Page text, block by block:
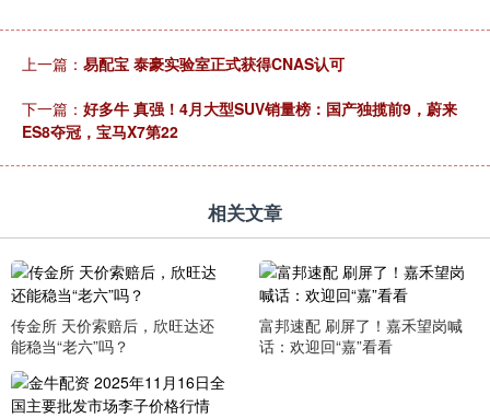
上一篇： 易配宝 泰豪实验室正式获得CNAS认可
下一篇： 好多牛 真强！4月大型SUV销量榜：国产独揽前9，蔚来
ES8夺冠，宝马X7第22
相关文章
传金所 天价索赔后，欣旺达还
能稳当“老六”吗？
富邦速配 刷屏了！嘉禾望岗喊
话：欢迎回“嘉”看看